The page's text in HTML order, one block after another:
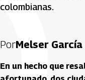
colombianas.
PorMelser García
En un hecho que